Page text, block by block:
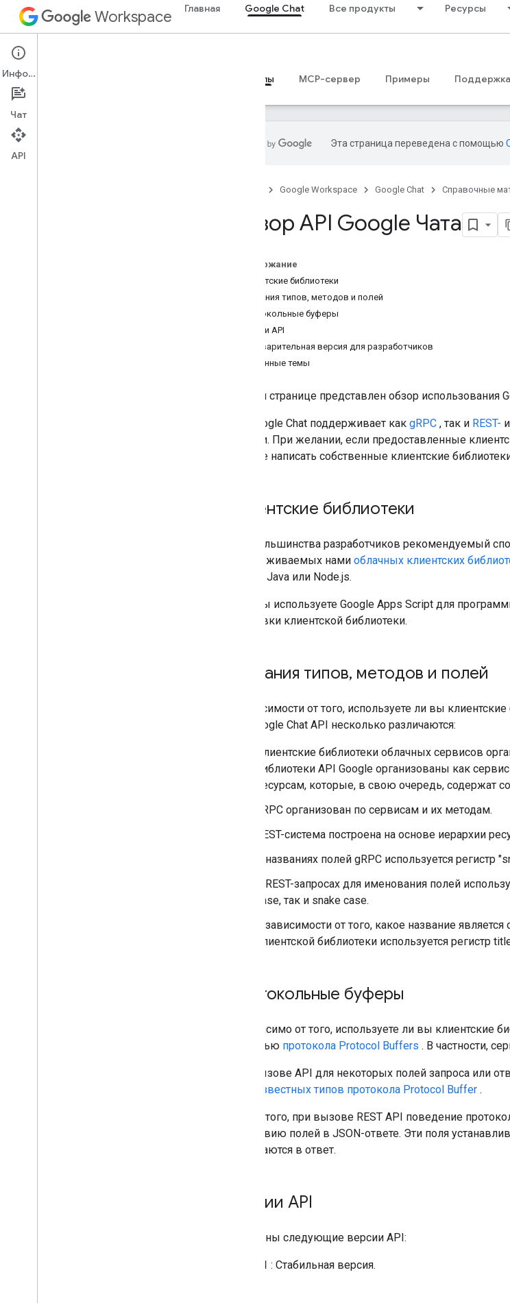
Workspace Главная Google Chat Все продукты Ресурсы
Google Chat
Обзор Справочные материалы MCP-сервер Примеры Поддержка
Эта страница переведена с помощью
Google Workspace Google Chat Справочные
Обзор API Google Чата
Содержание
Клиентские библиотеки
Названия типов, методов и полей
Протокольные буферы
версии API
Предварительная версия для разработчиков
Связанные темы
На этой странице представлен обзор использования
API Google Chat поддерживает как gRPC , так и REST-
обоими. При желании, если предоставленные
можете написать собственные клиентские
Клиентские библиотеки
Для большинства разработчиков рекомендуемый
поддерживаемых нами облачных клиентских
Python, Java или Node.js.
Если вы используете Google Apps Script для
установки клиентской библиотеки.
Названия типов, методов и полей
В зависимости от того, используете ли вы
для Google Chat API несколько различаются:
Клиентские библиотеки облачных сервисов
библиотеки API Google организованы как
ресурсам, которые, в свою очередь, содержат
gRPC организован по сервисам и их методам.
REST-система построена на основе иерархии
В названиях полей gRPC используется регистр
В REST-запросах для именования полей
case, так и snake case.
В зависимости от того, какое название
клиентской библиотеки используется регистр
Протокольные буферы
Независимо от того, используете ли вы клиентские
помощью протокола Protocol Buffers . В частности,
При вызове API для некоторых полей запроса или
общеизвестных типов протокола Protocol Buffer .
Кроме того, при вызове REST API поведение
отсутствию полей в JSON-ответе. Эти поля
включаются в ответ.
версии API
Доступны следующие версии API:
v1 : Стабильная версия.
Информация
Чат
API